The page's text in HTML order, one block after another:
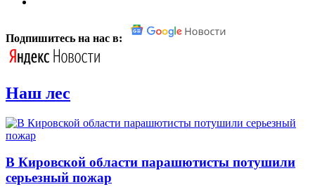
Подпишитесь на нас в:
Наш лес
В Кировской области парашютисты потушили
серьезный пожар